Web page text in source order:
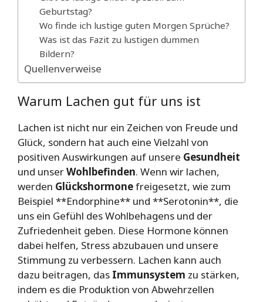
Geburtstag?
Wo finde ich lustige guten Morgen Sprüche?
Was ist das Fazit zu lustigen dummen
Bildern?
Quellenverweise
Warum Lachen gut für uns ist
Lachen ist nicht nur ein Zeichen von Freude und
Glück, sondern hat auch eine Vielzahl von
positiven Auswirkungen auf unsere Gesundheit
und unserWohlbefinden. Wenn wir lachen,
werden Glückshormonefreigesetzt, wie zum
Beispiel **Endorphine** und **Serotonin**, die
uns ein Gefühl des Wohlbehagens und der
Zufriedenheit geben. Diese Hormone können
dabei helfen, Stress abzubauen und unsere
Stimmung zu verbessern. Lachen kann auch
dazu beitragen, das Immunsystem zu stärken,
indem es die Produktion von Abwehrzellen